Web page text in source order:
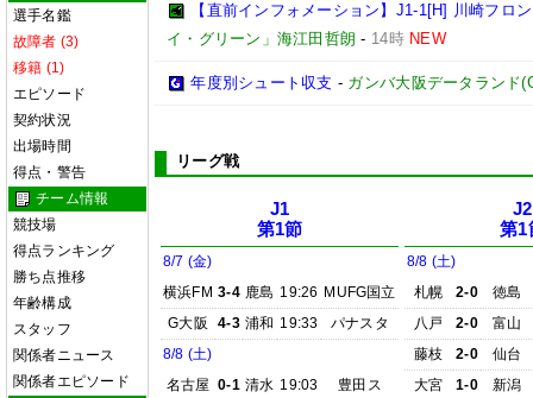
選手名鑑
故障者 (3)
移籍 (1)
エピソード
契約状況
出場時間
得点・警告
チーム情報
競技場
得点ランキング
勝ち点推移
年齢構成
スタッフ
関係者ニュース
関係者エピソード
【直前インフォメーション】J1-1[H] 川崎フロ
イ・グリーン」海江田哲朗 - 14時 NEW
年度別シュート収支 - ガンバ大阪データランド
リーグ戦
J1
第1節
8/7 (金)
横浜FM 3-4 鹿島 19:26 MUFG国立
G大阪
4-3 浦和 19:33
パナスタ
8/8 (土)
名古屋 0-1 清水 19:03
豊田ス
J2
第1
8/8 (土)
札幌
2-0
徳島
八戸
2-0
富山
藤枝
2-0
仙台
大宮
1-0
新潟